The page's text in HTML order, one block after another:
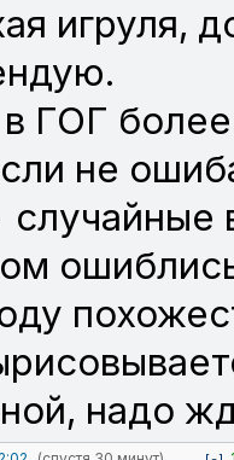
игруля,
ГОГ
не
случайные
надо